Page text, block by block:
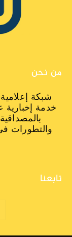
من نحن
شبكة
خدمة إخبارية
والتطورات
تابعنا